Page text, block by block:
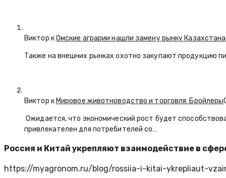
Виктор кОмские аграрии нашли замену рынку Казахстана
Также на внешних рынках охотно закупают продукцию
Виктор к Мировое животноводство и торговля: Бройлеры
Ожидается, что экономический рост будет
привлекателен для потребителей со…
Россия и Китай укрепляют взаимодействие в
https://myagronom.ru/blog/rossiia-i-kitai-ykrepliaut-